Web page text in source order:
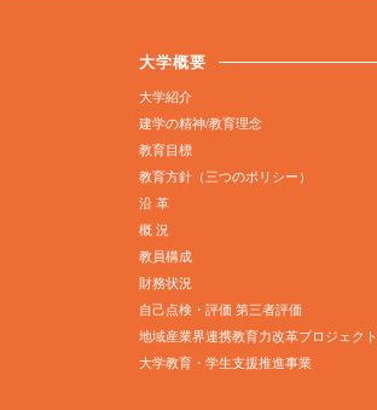
大学概要
大学紹介
建学の精神/教育理念
教育目標
教育方針（三つのポリシー）
沿 革
概 況
教員構成
財務状況
自己点検・評価 第三者評価
地域産業界連携教育力改革プロジェクト
大学教育・学生支援推進事業